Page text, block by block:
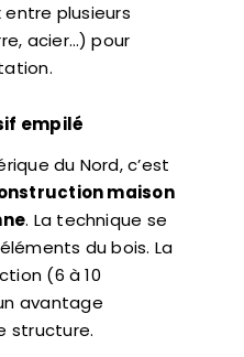
entre plusieurs
acier…) pour
empilé
du Nord, c’est
maison
. La technique se
du bois. La
(6 à 10
avantage
structure.